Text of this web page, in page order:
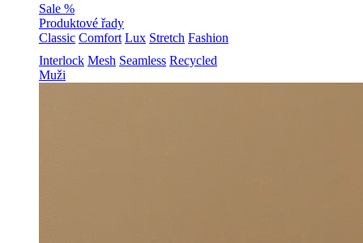
Sale %
Produktové řady
Classic Comfort Lux Stretch Fashion
Interlock Mesh Seamless Recycled
Muži